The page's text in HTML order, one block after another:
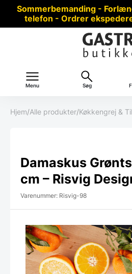
Sommerbemanding -
telefon - Ordrer
Menu Søg
Hjem/Alle produkter/Køkkengrej &
Damaskus
cm – Risvig
Varenummer: Risvig-98